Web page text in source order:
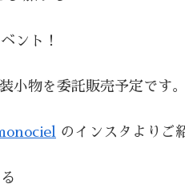
ント！
小物を委託販売予定です
のインスタよりご